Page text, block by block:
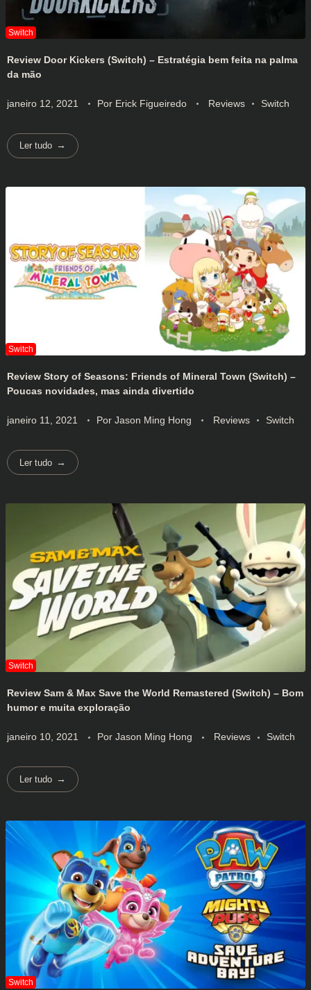
Review Door Kickers (Switch) – Estratégia bem feita na palma
da mão
janeiro 12, 2021 Por Erick Figueiredo Reviews Switch
Ler tudo
Review Story of Seasons: Friends of Mineral Town (Switch) –
Poucas novidades, mas ainda divertido
janeiro 11, 2021 Por Jason Ming Hong Reviews Switch
Ler tudo
Review Sam & Max Save the World Remastered (Switch) – Bom
humor e muita exploração
janeiro 10, 2021 Por Jason Ming Hong Reviews Switch
Ler tudo